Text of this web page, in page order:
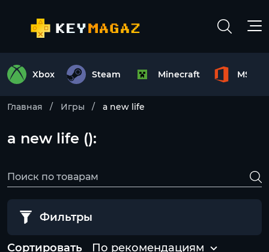
Xbox Steam Minecraft MS
Главная Игры a new life
a new life ():
Фильтры
Сортировать По рекомендациям